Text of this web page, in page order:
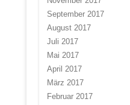
September 2017
August 2017
Juli 2017
Mai 2017
April 2017
März 2017
Februar 2017